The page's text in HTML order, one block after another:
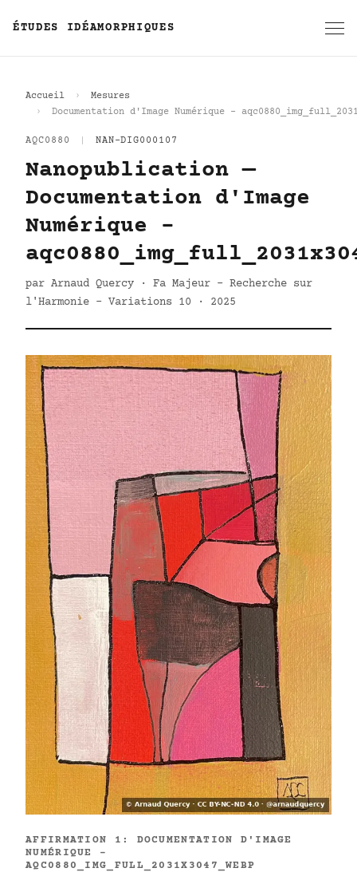
ÉTUDES IDÉAMORPHIQUES
Accueil
Mesures
Documentation d'Image Numérique -
AQC0880 NAN-DIG000107
Nanopublication —
Documentation d'Image
Numérique -
par Arnaud Quercy · Fa Majeur - Recherche sur
l'Harmonie - Variations 10 · 2025
AFFIRMATION 1: DOCUMENTATION D'IMAGE
NUMÉRIQUE -
AQC0880_IMG_FULL_2031X3047_WEBP